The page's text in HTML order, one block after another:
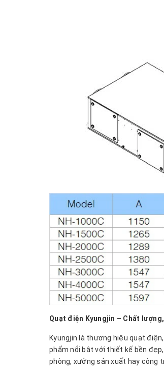
Quạt điện Kyungjin – Chất
Kyungjin là thương hiệu quạt
phẩm nổi bật với thiết kế bền
phòng, xưởng sản xuất hay công